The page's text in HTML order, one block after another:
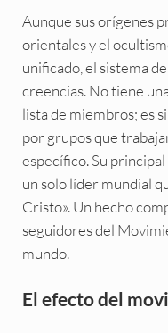
Aunque sus orígenes
orientales y el
unificado, el sistema
creencias. No tiene
lista de miembros; es
por grupos que
específico. Su
un solo líder mundial
Cristo». Un hecho
seguidores del
mundo.
El efecto del